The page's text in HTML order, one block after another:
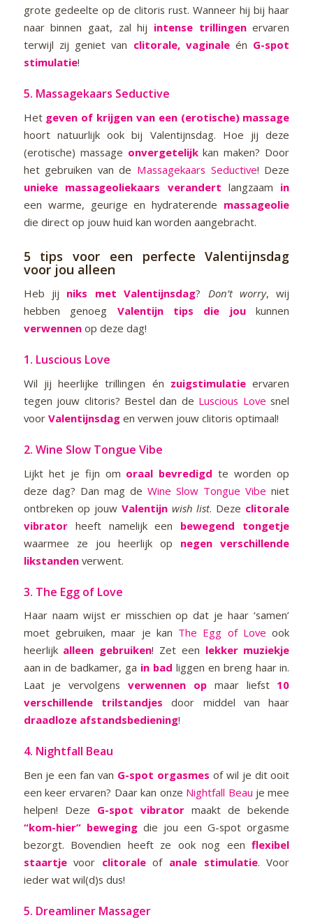
grote gedeelte op de clitoris rust. Wanneer hij bij haar
naar binnen gaat, zal hij intense trillingenervaren
terwijl zij geniet van clitorale, vaginaleén G-spot
stimulatie!
5. Massagekaars Seductive
Het geven of krijgen van een (erotische) massage
hoort natuurlijk ook bij Valentijnsdag. Hoe jij deze
(erotische) massage onvergetelijkkan maken? Door
het gebruiken van de Massagekaars Seductive! Deze
unieke massageoliekaars verandert langzaam in
een warme, geurige en hydraterende massageolie
die direct op jouw huid kan worden aangebracht.
5 tips voor een perfecte Valentijnsdag
voor jou alleen
Heb jij niks met Valentijnsdag? Don’t worry, wij
hebben genoeg Valentijn tips die joukunnen
verwennenop deze dag!
1. Luscious Love
Wil jij heerlijke trillingen én zuigstimulatie ervaren
tegen jouw clitoris? Bestel dan de Luscious Love snel
voor Valentijnsdagen verwen jouw clitoris optimaal!
2. Wine Slow Tongue Vibe
Lijkt het je fijn om oraal bevredigdte worden op
deze dag? Dan mag deWine Slow Tongue Vibe niet
ontbreken op jouw Valentijn wish list. Deze clitorale
vibratorheeft namelijk een bewegend tongetje
waarmee ze jou heerlijk op negen verschillende
likstandenverwent.
3. The Egg of Love
Haar naam wijst er misschien op dat je haar ‘samen’
moet gebruiken, maar je kan The Egg of Love ook
heerlijk alleen gebruiken! Zet een lekker muziekje
aan in de badkamer, ga in bad liggen en breng haar in.
Laat je vervolgensverwennen opmaar liefst 10
verschillende trilstandjes door middel van haar
draadloze afstandsbediening!
4. Nightfall Beau
Ben je een fan van G-spot orgasmes of wil je dit ooit
een keer ervaren? Daar kan onze Nightfall Beau je mee
helpen! Deze G-spot vibrator maakt de bekende
“kom-hier” bewegingdie jou een G-spot orgasme
bezorgt. Bovendien heeft ze ook nog eenflexibel
staartjevoor clitoraleof anale stimulatie. Voor
ieder wat wil(d)s dus!
5. Dreamliner Massager